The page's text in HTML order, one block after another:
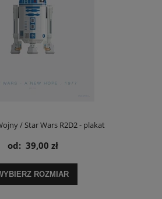
/ Star Wars R2D2 - plakat
od: 39,00 zł
ROZMIAR